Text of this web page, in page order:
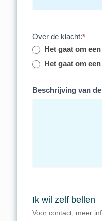
Over de klacht:*
Het gaat om
Het gaat om
Beschrijving van
Ik wil zelf bellen
Voor contact, meer